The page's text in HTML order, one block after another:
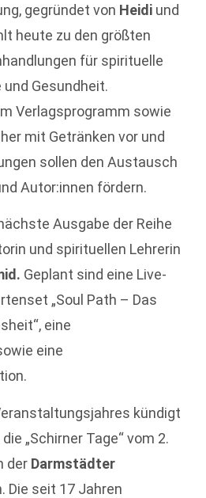
gegründet von Heidi und
heute zu den größten
für spirituelle
Gesundheit.
Verlagsprogramm sowie
mit Getränken vor und
sollen den Austausch
Autor:innen fördern.
Ausgabe der Reihe
und spirituellen Lehrerin
Geplant sind eine Live-
„Soul Path – Das
eine
eine
kündigt
„Schirner Tage“ vom 2.
der Darmstädter
Die seit 17 Jahren